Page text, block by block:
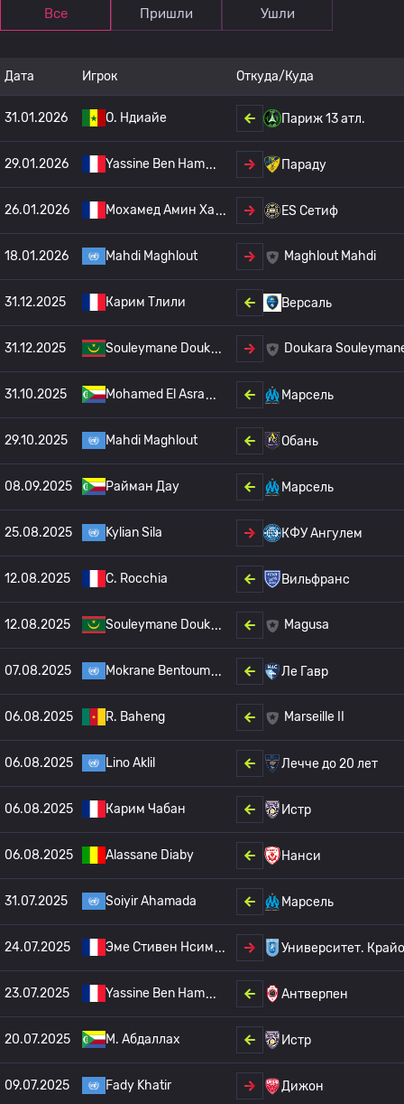
Все Пришли Ушли
Дата Игрок Откуда/Куда
31.01.2026 О. Ндиайе Париж 13 атл.
29.01.2026 Yassine Ben Ham Параду
26.01.2026 Мохамед Амин Ха ES Сетиф
18.01.2026 Mahdi Maghlout Maghlout Mahdi
31.12.2025 Карим Тлили Версаль
31.12.2025 Souleymane Douk Doukara
31.10.2025 Mohamed El Asra Марсель
29.10.2025 Mahdi Maghlout Обань
08.09.2025 Райман Дау Марсель
25.08.2025 Kylian Sila КФУ Ангулем
12.08.2025 C. Rocchia Вильфранс
12.08.2025 Souleymane Douk Magusa
07.08.2025 Mokrane Bentoum Ле Гавр
06.08.2025 R. Baheng Marseille II
06.08.2025 Lino Aklil Лечче до 20 лет
06.08.2025 Карим Чабан Истр
06.08.2025 Alassane Diaby Нанси
31.07.2025 Soiyir Ahamada Марсель
24.07.2025 Эме Стивен Нсим Университет.
23.07.2025 Yassine Ben Ham Антверпен
20.07.2025 М. Абдаллах Истр
09.07.2025 Fady Khatir Дижон